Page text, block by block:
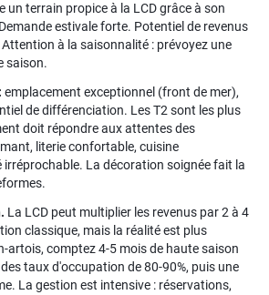
un terrain propice à la LCD grâce à son
estivale forte. Potentiel de revenus
à la saisonnalité : prévoyez une
saison.
emplacement exceptionnel (front de mer),
de différenciation. Les T2 sont les plus
doit répondre aux attentes des
literie confortable, cuisine
La décoration soignée fait la
La LCD peut multiplier les revenus par 2 à 4
classique, mais la réalité est plus
artois, comptez 4-5 mois de haute saison
taux d'occupation de 80-90%, puis une
La gestion est intensive : réservations,